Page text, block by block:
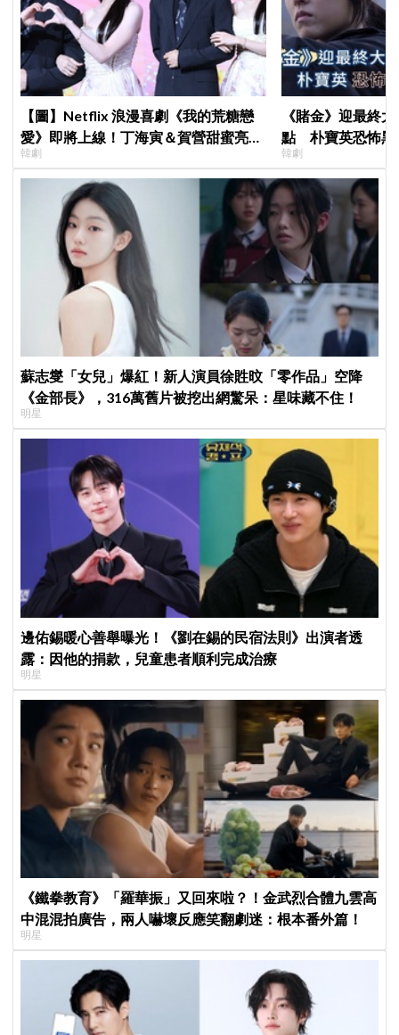
【圖】Netflix 浪漫喜劇《我的荒糖戀
愛》即將上線！丁海寅＆賀營甜蜜亮相
製作發表會，甜蜜CP化學反應引期待
韓劇
《賭金》迎最終
點 朴寶英恐怖黑
韓劇
蘇志燮「女兒」爆紅！新人演員徐貹旼「零作品」空降
《金部長》，316萬舊片被挖出網驚呆：星味藏不住！
明星
邊佑錫暖心善舉曝光！《劉在錫的民宿法則》出演者透
露：因他的捐款，兒童患者順利完成治療
明星
《鐵拳教育》「羅華振」又回來啦？！金武烈合體九雲高
中混混拍廣告，兩人嚇壞反應笑翻劇迷：根本番外篇！
明星